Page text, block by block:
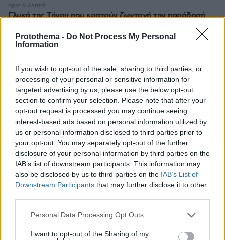
Protothema - Do Not Process My Personal
Information
If you wish to opt-out of the sale, sharing to third parties, or
processing of your personal or sensitive information for
targeted advertising by us, please use the below opt-out
section to confirm your selection. Please note that after your
opt-out request is processed you may continue seeing
interest-based ads based on personal information utilized by
us or personal information disclosed to third parties prior to
your opt-out. You may separately opt-out of the further
disclosure of your personal information by third parties on the
IAB’s list of downstream participants. This information may
also be disclosed by us to third parties on the IAB’s List of
Downstream Participants that may further disclose it to other
Please note that this website/app uses one or more Google
not limited to your visit or usage behaviour. You may click to
Personal Data Processing Opt Outs
I want to opt-out of the Sharing of my
Γλυκά της Τήνου που κρατούν ζωντανή την παράδοσή
πριν 5 λεπτά
πριν 7 λεπτά
Πατέρας για δεύτερη φορά ο Κωνσταντέλιας: Η
σύζυγός του Χριστίνα έφερε στον κόσμο ένα υγιέστατο
κοριτσάκι
πριν 7 λεπτά
ΑΕΚ - Athens Kallithea 4-0: «Τεσσάρα» μπροστά στον
κόσμο της πριν τη μάχη για το Super Cup με τον ΟΦΗ,
δείτε τα γκολ
πριν 17 λεπτά
Άρης - Πανσερραϊκός 2-2: Φιλική ισοπαλία με γκολ του
Γιαννιώτα στο τέλος, ντεμπούτο του Μιρ, δείτε τα γκολ
πριν 18 λεπτά
Στο νοσοκομείο η Ιωάννα Τούνη με τροφική